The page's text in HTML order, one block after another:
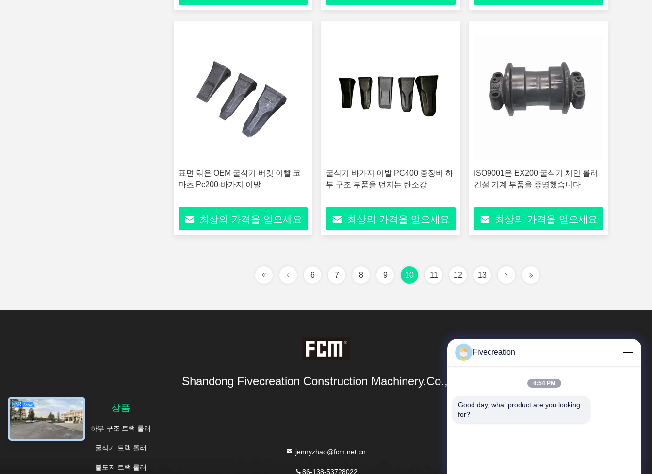
표면 닦은 OEM 굴삭기 버킷 이빨 코
마츠 Pc200 바가지 이발
최상의 가격을 얻으세요
굴삭기 바가지 이발 PC400 중장비 하
부 구조 부품을 던지는 탄소강
최상의 가격을 얻으세요
ISO9001은 EX200 굴삭기 체인 롤러
건설 기계 부품을 증명했습니다
최상의 가격을 얻으세요
6 7 8 9 10 11 12 13
Shandong Fivecreation Construction Machinery.Co., Ltd.
상품
하부 구조 트랙 롤러
굴삭기 트랙 롤러
불도저 트랙 롤러
jennyzhao@fcm.net.cn
86-138-53728022
빠른 링크
Fivecreation
4:54 PM
Good day, what product are you looking
for?